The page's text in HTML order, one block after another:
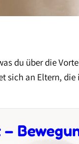
du über die
an Eltern,